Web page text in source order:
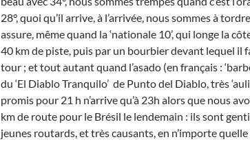
28°, quoi qu’il arrive, à l’arrivée, nous sommes à
assure, même quand la ‘nationale 10’, qui longe la
40 km de piste, puis par un bourbier devant lequel il
tour ; et tout autant quand l’asado (en français :
du ‘El Diablo Tranquilo’ de Punto del Diablo, très
promis pour 21 h n’arrive qu’à 23h alors que nous
km de route pour le Brésil le lendemain : ils sont
jeunes routards, et très causants, en n’importe quelle